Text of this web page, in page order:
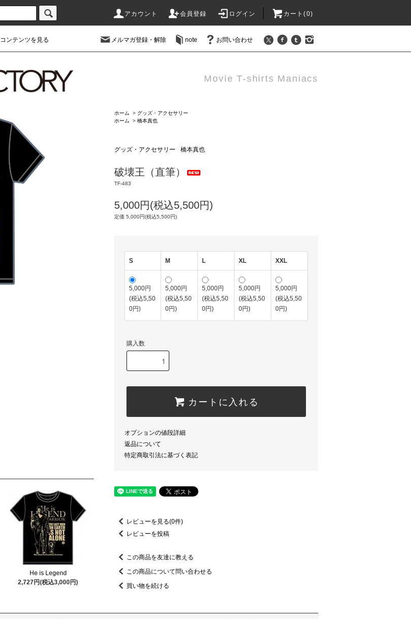
アカウント 会員登録 ログイン カート(0)
コンテンツを見る メルマガ登録・解除 note お問い合わせ
Movie T-shirts Maniacs
He is Legend
2,727円(税込3,000円)
ホーム > グッズ・アクセサリー
ホーム
> 橋本真也
グッズ・アクセサリー 橋本真也
破壊王（直筆）
TF-483
5,000円(税込5,500円)
定価 5,000円(税込5,500円)
S M L XL XXL
5,000円
(税込5,50
0円)
5,000円
(税込5,50
0円)
5,000円
(税込5,50
0円)
5,000円
(税込5,50
0円)
5,000円
(税込5,50
0円)
購入数
カートに入れる
オプションの値段詳細
返品について
特定商取引法に基づく表記
レビューを見る(0件)
レビューを投稿
この商品を友達に教える
この商品について問い合わせる
買い物を続ける